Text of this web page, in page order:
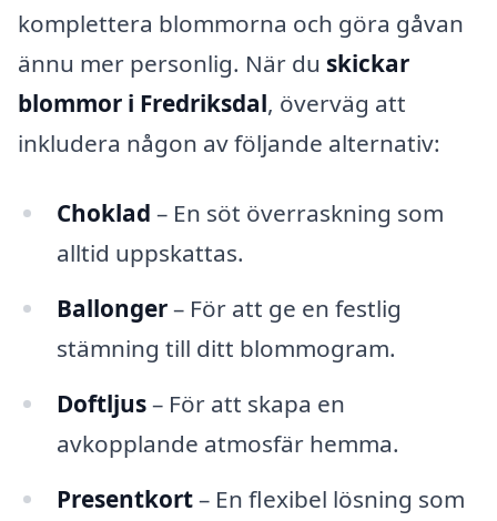
komplettera blommorna och göra gåvan
ännu mer personlig. När du skickar
blommor i Fredriksdal, överväg att
inkludera någon av följande alternativ:
Choklad – En söt överraskning som
alltid uppskattas.
Ballonger– För att ge en festlig
stämning till ditt blommogram.
Doftljus– För att skapa en
avkopplande atmosfär hemma.
Presentkort– En flexibel lösning som